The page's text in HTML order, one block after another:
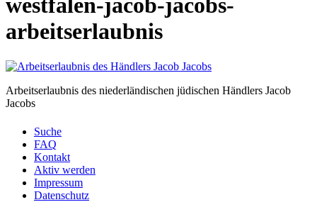
westfalen-jacob-jacobs-
arbeitserlaubnis
Arbeitserlaubnis des niederländischen jüdischen Händlers Jacob
Jacobs
Suche
FAQ
Kontakt
Aktiv werden
Impressum
Datenschutz